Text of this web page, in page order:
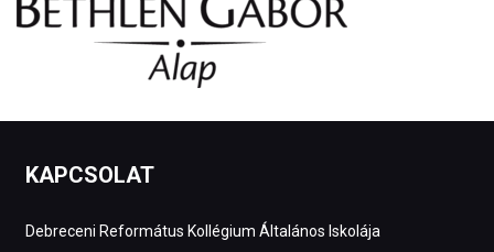
KAPCSOLAT
Debreceni Református Kollégium Általános Iskolája